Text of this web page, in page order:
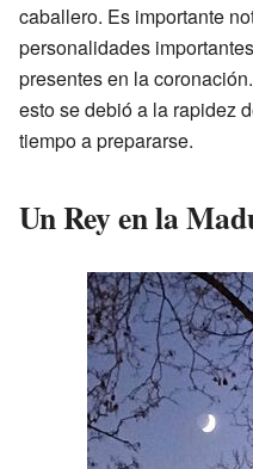
caballero. Es importante
personalidades
presentes en la
esto se debió a la rapidez
tiempo a prepararse.
Un Rey en la